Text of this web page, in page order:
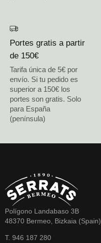
Portes gratis a partir
de 150€
Tarifa única de 5€ por
envío. Si tu pedido es
superior a 150€ los
portes son gratis. Solo
para España
(península)
Polígono Landabaso 3B
48370 Bermeo, Bizkaia (Spain)
T. 946 187 280